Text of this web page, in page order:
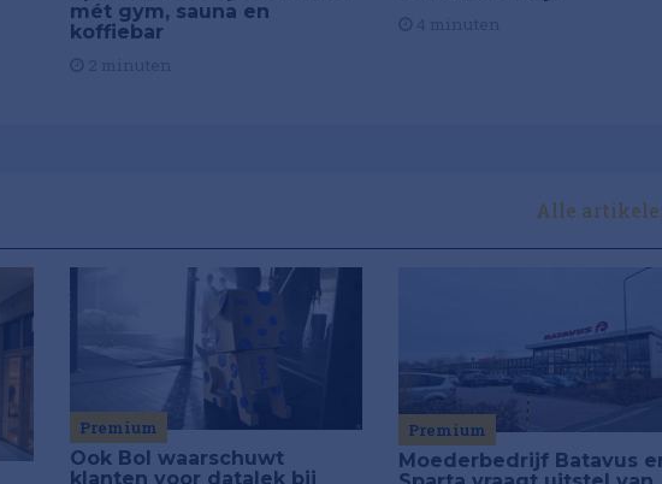
mét gym, sauna en
koffiebar
Alle
Premium
Ook Bol waarschuwt
klanten voor datalek bij
Premium
Moederbedrijf Batavus